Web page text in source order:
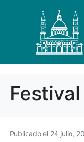
Publicado el 24 julio,